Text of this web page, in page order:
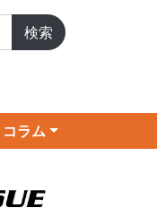
コラム